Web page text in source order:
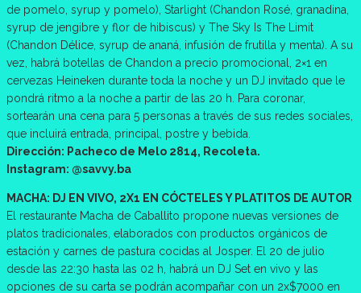
de pomelo, syrup y pomelo), Starlight (Chandon Rosé, granadina,
syrup de jengibre y flor de hibiscus) y The Sky Is The Limit
(Chandon Délice, syrup de ananá, infusión de frutilla y menta). A su
vez, habrá botellas de Chandon a precio promocional, 2×1 en
cervezas Heineken durante toda la noche y un DJ invitado que le
pondrá ritmo a la noche a partir de las 20 h. Para coronar,
sortearán una cena para 5 personas a través de sus redes sociales,
que incluirá entrada, principal, postre y bebida.
Dirección: Pacheco de Melo 2814, Recoleta.
Instagram: @savvy.ba
MACHA: DJ EN VIVO, 2X1 EN CÓCTELES Y PLATITOS DE AUTOR
El restaurante Macha de Caballito propone nuevas versiones de
platos tradicionales, elaborados con productos orgánicos de
estación y carnes de pastura cocidas al Josper. El 20 de julio
desde las 22:30 hasta las 02 h, habrá un DJ Set en vivo y las
opciones de su carta se podrán acompañar con un 2x$7000 en